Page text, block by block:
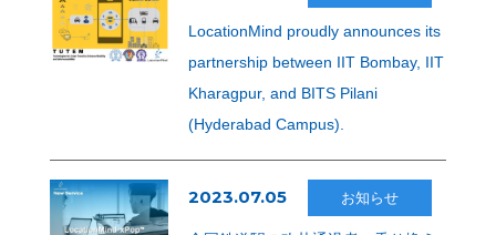
LocationMind proudly announces its
partnership between IIT Bombay, IIT
Kharagpur, and BITS Pilani
(Hyderabad Campus).
2023.07.05 お知らせ